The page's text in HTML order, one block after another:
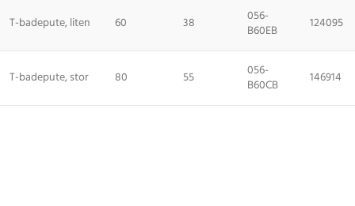
T-badepute, liten 60 38
056-
B60EB
124095
T-badepute, stor 80 55
056-
B60CB
146914